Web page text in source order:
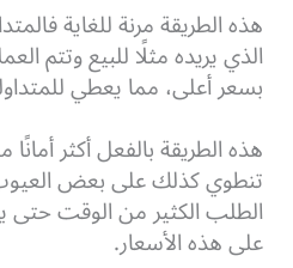
هذه الطريقة مرنة للغاية
الذي يريده مثلًا للبيع وتتم
بسعر أعلى، مما يعطي
هذه الطريقة بالفعل أكثر
تنطوي كذلك على بعض
الطلب الكثير من الوقت حتى
على هذه الأسعار.